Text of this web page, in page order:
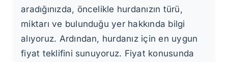
aradığınızda, öncelikle hurdanızın türü,
miktarı ve bulunduğu yer hakkında bilgi
alıyoruz. Ardından, hurdanız için en uygun
fiyat teklifini sunuyoruz. Fiyat konusunda